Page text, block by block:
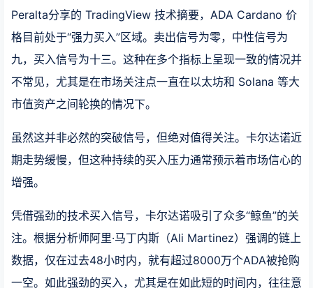
Peralta分享的 TradingView 技术摘要，ADA Cardano 价
格目前处于“强力买入”区域。卖出信号为零，中性信号为
九，买入信号为十三。这种在多个指标上呈现一致的情况并
不常见，尤其是在市场关注点一直在以太坊和 Solana 等大
市值资产之间轮换的情况下。
虽然这并非必然的突破信号，但绝对值得关注。卡尔达诺近
期走势缓慢，但这种持续的买入压力通常预示着市场信心的
增强。
凭借强劲的技术买入信号，卡尔达诺吸引了众多“鲸鱼”的关
注。根据分析师阿里·马丁内斯（Ali Martinez）强调的链上
数据，仅在过去48小时内，就有超过8000万个ADA被抢购
一空。如此强劲的买入，尤其是在如此短的时间内，往往意